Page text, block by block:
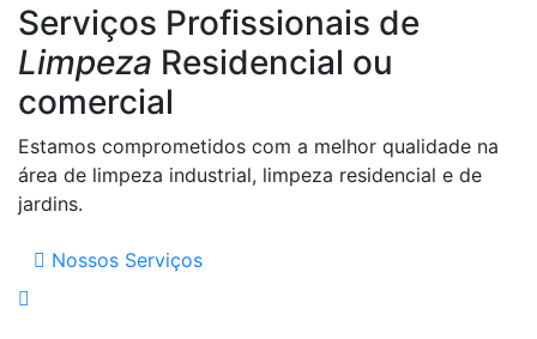
Serviços Profissionais de
Limpeza Residencial ou
comercial
Estamos comprometidos com a melhor qualidade na
área de limpeza industrial, limpeza residencial e de
jardins.
Nossos Serviços